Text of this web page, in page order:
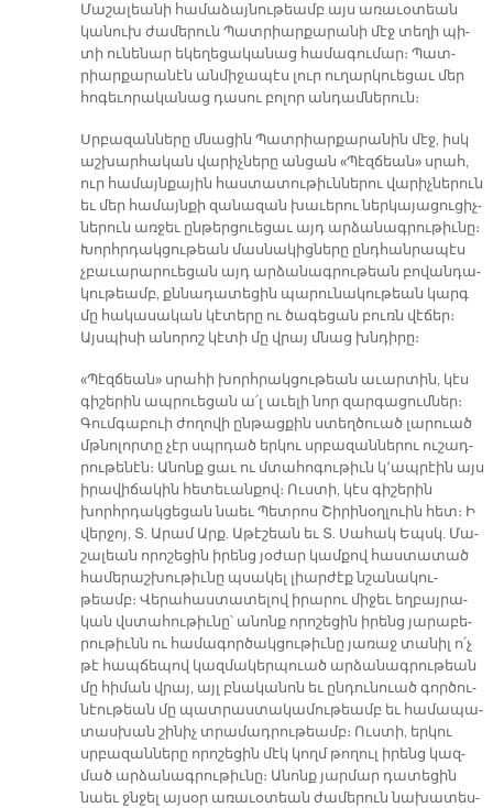
Մա­շա­լեա­նի հա­մա­ձայ­նու­թեամբ այս ա­ռա­ւօ­տեան
կա­նուխ ժա­մե­րուն Պատ­րիար­քա­րա­նի մէջ տե­ղի պի­
տի ու­նե­նար ե­կե­ղե­ցա­կա­նաց հա­մա­գու­մար։ Պատ­
րիար­քա­րա­նէն ան­մի­ջա­պէս լուր ու­ղար­կուե­ցաւ մեր
հո­գե­ւո­րա­կա­նաց դա­սու բո­լոր ան­դամ­նե­րուն։
Սրբա­զան­նե­րը մնա­ցին Պատ­րիար­քա­րա­նին մէջ, իսկ
աշ­խար­հա­կան վա­րիչ­նե­րը ան­ցան «Պէզ­ճեան» սրահ,
ուր հա­մայն­քա­յին հաս­տա­տու­թիւն­նե­րու վա­րիչ­նե­րուն
եւ մեր հա­մայն­քի զա­նա­զան խա­ւե­րու ներ­կա­յա­ցու­ցիչ­
նե­րուն առ­ջեւ ըն­թեր­ցուե­ցաւ այդ ար­ձա­նագ­րու­թիւ­նը։
Խորհր­դակ­ցու­թեան մաս­նա­կից­նե­րը ընդ­հան­րա­պէս
չբա­ւա­րա­րուե­ցան այդ ար­ձա­նագ­րու­թեան բո­վան­դա­
կու­թեամբ, քննա­դա­տե­ցին պա­րու­նա­կու­թեան կարգ
մը հա­կա­սա­կան կէ­տե­րը ու ծա­գե­ցան բուռն վէ­ճեր։
Այս­պի­սի ա­նո­րոշ կէ­տի մը վրայ մնաց խնդի­րը։
«Պէզ­ճեան» սրա­հի խորհ­րակ­ցու­թեան ա­ւար­տին, կէս
գի­շե­րին ապ­րուե­ցան ա՛լ ա­ւե­լի նոր զար­գա­ցում­ներ։
Գում­գա­բուի ժո­ղո­վի ըն­թաց­քին ստեղ­ծուած լա­րուած
մթնո­լոր­տը չէր սպրդած եր­կու սրբա­զան­նե­րու ու­շադ­
րու­թե­նէն։ Ա­նոնք ցաւ ու մտա­հո­գու­թիւն կ՚ապ­րէին այս
ի­րա­վի­ճա­կին հե­տե­ւան­քով։ Ուս­տի, կէս գի­շե­րին
խորհր­դակ­ցե­ցան նաեւ Պետ­րոս Շի­րի­նօղ­լուին հետ։ Ի
վեր­ջոյ, Տ. Ա­րամ Արք. Ա­թէ­շեան եւ Տ. Սա­հակ Եպսկ. Մա­
շա­լեան ո­րո­շե­ցին ի­րենց յօ­ժար կամ­քով հաս­տա­տած
հա­մե­րաշ­խու­թիւ­նը պսա­կել լիար­ժէք նշա­նա­կու­
թեամբ։ Վե­րա­հաս­տա­տե­լով ի­րա­րու մի­ջեւ եղ­բայ­րա­
կան վստա­հու­թիւ­նը՝ ա­նոնք ո­րո­շե­ցին ի­րենց յա­րա­բե­
րու­թիւնն ու հա­մա­գոր­ծակ­ցու­թիւ­նը յա­ռաջ տա­նիլ ո՛չ
թէ հապ­ճե­պով կազ­մա­կեր­պուած ար­ձա­նագ­րու­թեան
մը հի­ման վրայ, այլ բնա­կա­նոն եւ ըն­դու­նուած գոր­ծու­
նէու­թեան մը պատ­րաս­տա­կա­մու­թեամբ եւ հա­մա­պա­
տաս­խան շի­նիչ տրա­մադ­րու­թեամբ։ Ուս­տի, եր­կու
սրբա­զան­նե­րը ո­րո­շե­ցին մէկ կողմ թո­ղուլ ի­րենց կազ­
մած ար­ձա­նագ­րու­թիւ­նը։ Ա­նոնք յար­մար դա­տե­ցին
նաեւ ջնջել այ­սօր ա­ռա­ւօ­տեան ժա­մե­րուն նա­խա­տե­ս-